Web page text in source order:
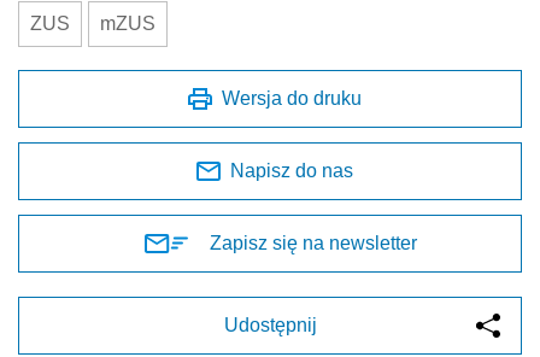
ZUS mZUS
Wersja do druku
Napisz do nas
Zapisz się na newsletter
Udostępnij